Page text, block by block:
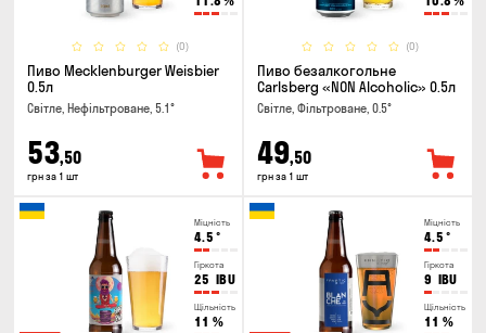
(0)
Пиво Mecklenburger Weisbier
0.5л
Світле, Нефільтроване, 5.1°
53,50
грн за 1 шт
(0)
Пиво безалкогольне
Carlsberg «NON Alcoholic» 0.5л
Світле, Фільтроване, 0.5°
49,50
грн за 1 шт
Міцність
4.5 °
Гіркота
25 IBU
Щільність
11 %
Міцність
4.5 °
Гіркота
9 IBU
Щільність
11 %